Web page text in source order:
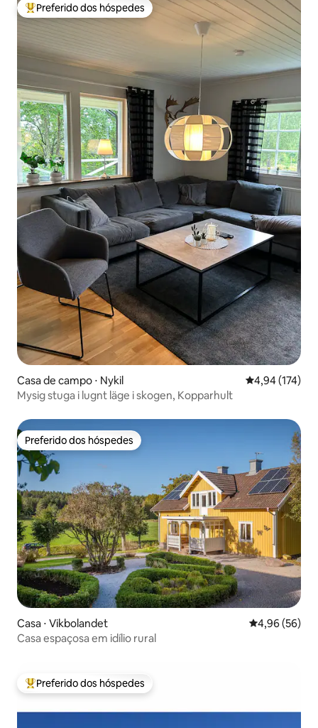
Entre os melhores preferidos dos hóspedes
Preferido dos hóspedes
Casa de campo ⋅ Nykil 4,94 de uma
4,94 (174)
Mysig stuga i lugnt läge i skogen, Kopparhult
Preferido dos hóspedes
Preferido dos hóspedes
Casa ⋅ Vikbolandet 4,96 de uma
4,96 (56)
Casa espaçosa em idílio rural
Entre os melhores preferidos dos hóspedes
Preferido dos hóspedes